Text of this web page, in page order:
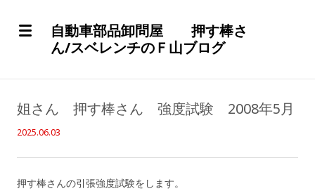
自動車部品卸問屋 押す棒さ
ん/スベレンチのＦ山ブログ
姐さん 押す棒さん 強度試験 2008年5月
2025.06.03
押す棒さんの引張強度試験をします。